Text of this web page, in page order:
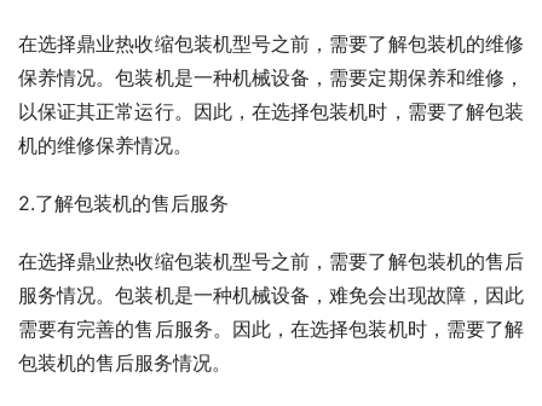
在选择鼎业热收缩包装机型号之前，需要了解包装机的维修
保养情况。包装机是一种机械设备，需要定期保养和维修，
以保证其正常运行。因此，在选择包装机时，需要了解包装
机的维修保养情况。
2.了解包装机的售后服务
在选择鼎业热收缩包装机型号之前，需要了解包装机的售后
服务情况。包装机是一种机械设备，难免会出现故障，因此
需要有完善的售后服务。因此，在选择包装机时，需要了解
包装机的售后服务情况。